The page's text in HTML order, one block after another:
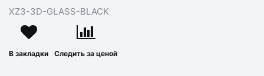
XZ3-3D-GLASS-BLACK
В закладки Следить за ценой